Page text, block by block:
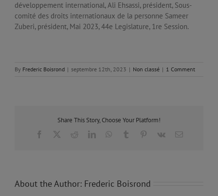
développement international, Ali Ehsassi, président, Sous-
comité des droits internationaux de la personne Sameer
Zuberi, président, Mai 2023, 44e Legislature, 1re Session.
By Frederic Boisrond | septembre 12th, 2023 | Non classé | 1 Comment
Share This Story, Choose Your Platform!
Facebook RedditLinkedInWhatsApp
Tumblr Pinterest
Vk Email
About the Author: Frederic Boisrond